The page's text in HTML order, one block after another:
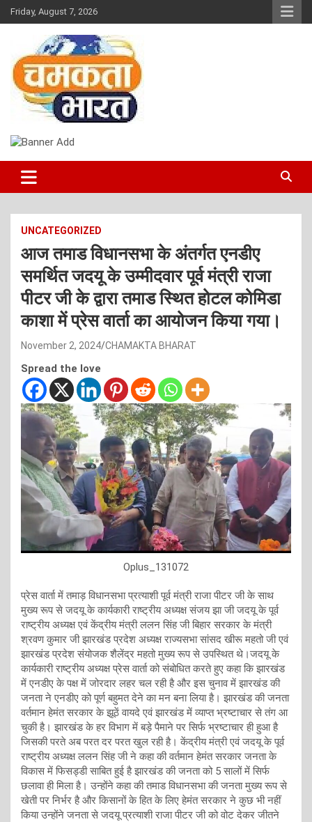
Skip
to
Friday, August 7, 2026
CHAMAKTA BHARAT
UNCATEGORIZED
आज तमाड विधानसभा के अंतर्गत एनडीए
समर्थित जदयू के उम्मीदवार पूर्व मंत्री राजा
पीटर जी के द्वारा तमाड स्थित होटल कोमिडा
काशा में प्रेस वार्ता का आयोजन किया गया।
November 2, 2024 CHAMAKTA BHARAT
Spread the love
Oplus_131072
प्रेस वार्ता में तमाड़ विधानसभा प्रत्याशी पूर्व मंत्री राजा पीटर जी के साथ
मुख्य रूप से जदयू के कार्यकारी राष्ट्रीय अध्यक्ष संजय झा जी जदयू के पूर्व
राष्ट्रीय अध्यक्ष एवं केंद्रीय मंत्री ललन सिंह जी बिहार सरकार के मंत्री
श्रवण कुमार जी झारखंड प्रदेश अध्यक्ष राज्यसभा सांसद खीरू महतो जी एवं
झारखंड प्रदेश संयोजक शैलेंद्र महतो मुख्य रूप से उपस्थित थे।जदयू के
कार्यकारी राष्ट्रीय अध्यक्ष प्रेस वार्ता को संबोधित करते हुए कहा कि झारखंड
में एनडीए के पक्ष में जोरदार लहर चल रही है और इस चुनाव में झारखंड की
जनता ने एनडीए को पूर्ण बहुमत देने का मन बना लिया है। झारखंड की जनता
वर्तमान हेमंत सरकार के झूठें वायदे एवं झारखंड में व्याप्त भ्रष्टाचार से तंग आ
चुकी है। झारखंड के हर विभाग में बड़े पैमाने पर सिर्फ भ्रष्टाचार ही हुआ है
जिसकी परते अब परत दर परत खुल रही है। केंद्रीय मंत्री एवं जदयू के पूर्व
राष्ट्रीय अध्यक्ष ललन सिंह जी ने कहा की वर्तमान हेमंत सरकार जनता के
विकास में फिसड्डी साबित हुई है झारखंड की जनता को 5 सालों में सिर्फ
छलावा ही मिला है। उन्होंने कहा की तमाड विधानसभा की जनता मुख्य रूप से
खेती पर निर्भर है और किसानों के हित के लिए हेमंत सरकार ने कुछ भी नहीं
किया उन्होंने जनता से जदयू प्रत्याशी राजा पीटर जी को वोट देकर जीतने